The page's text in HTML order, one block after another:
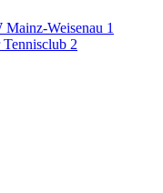
Weisenau 1
2